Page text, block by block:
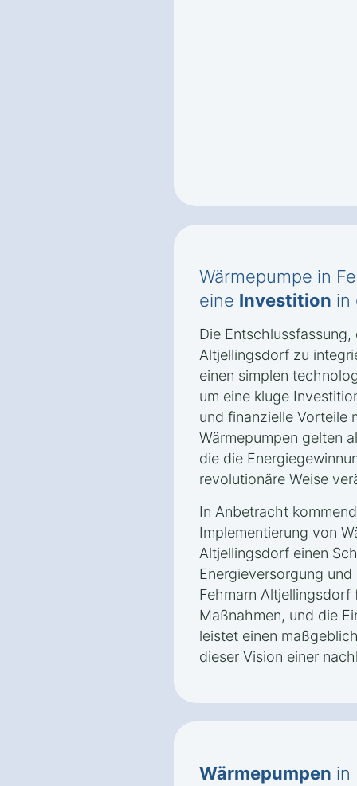
Wärmepumpe in
eine Investition in
Die Entschlussfassung,
Altjellingsdorf zu
einen simplen
um eine kluge
und finanzielle Vorteile
Wärmepumpen gelten
die die
revolutionäre Weise
In Anbetracht
Implementierung von
Altjellingsdorf einen
Energieversorgung
Fehmarn
Maßnahmen, und die
leistet einen
dieser Vision einer
Wärmepumpen in